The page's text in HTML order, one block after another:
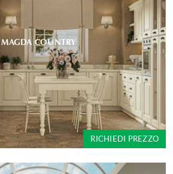
MAGDA COUNTRY
RICHIEDI PREZZO